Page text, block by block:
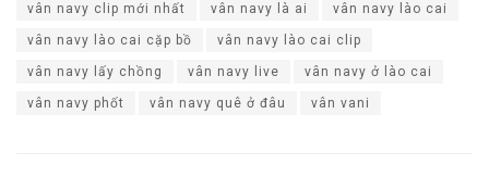
vân navy clip mới nhất vân navy là ai vân navy lào cai
vân navy lào cai cặp bồ vân navy lào cai clip
vân navy lấy chồng vân navy live vân navy ở lào cai
vân navy phốt vân navy quê ở đâu vân vani